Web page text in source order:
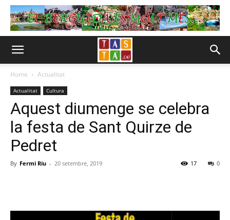
Home Actualitat
Actualitat Cultura
Aquest diumenge se celebra
la festa de Sant Quirze de
Pedret
By Fermi Riu - 20 setembre, 2019 0
17